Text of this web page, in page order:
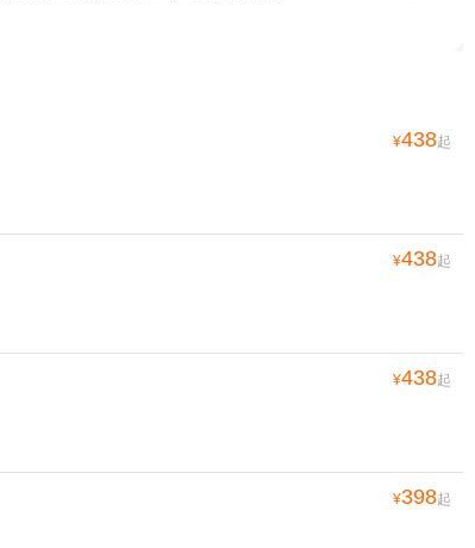
¥438起
¥438起
¥438起
¥398起